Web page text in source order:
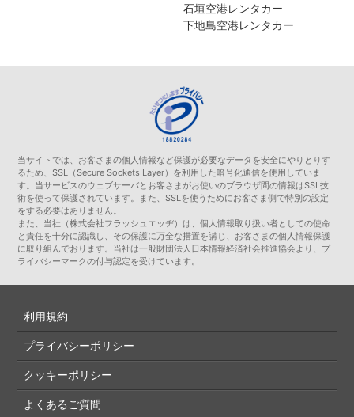
石垣空港レンタカー
下地島空港レンタカー
当サイトでは、お客さまの個人情報など保護が必要なデータを安全にやりとりす
るため、SSL（Secure Sockets Layer）を利用した暗号化通信を使用していま
す。当サービスのウェブサーバとお客さまがお使いのブラウザ間の情報はSSL技
術を使って保護されています。また、SSLを使うためにお客さま側で特別の設定
をする必要はありません。
また、当社（株式会社フラッシュエッヂ）は、個人情報取り扱い者としての使命
と責任を十分に認識し、その保護に万全な措置を講じ、お客さまの個人情報保護
に取り組んでおります。当社は一般財団法人日本情報経済社会推進協会より、プ
ライバシーマークの付与認定を受けています。
利用規約
プライバシーポリシー
クッキーポリシー
よくあるご質問